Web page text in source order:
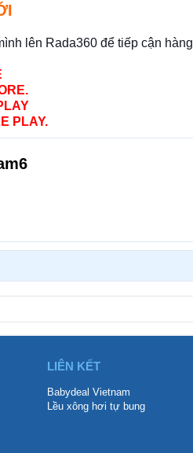
lên Rada360 để tiếp cận
PLAY.
LIÊN KẾT
Babydeal Vietnam
Lều xông hơi tự bung